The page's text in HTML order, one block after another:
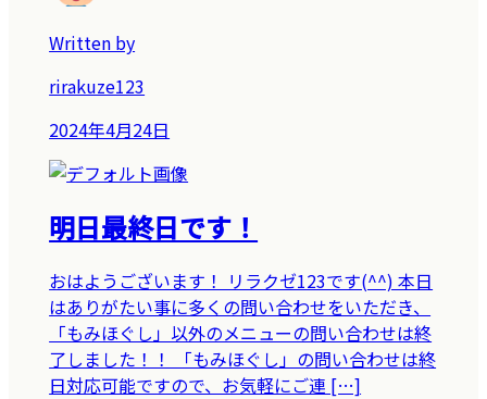
Written by
rirakuze123
2024年4月24日
明日最終日です！
おはようございます！ リラクゼ123です(^^) 本日
はありがたい事に多くの問い合わせをいただき、
「もみほぐし」以外のメニューの問い合わせは終
了しました！！ 「もみほぐし」の問い合わせは終
日対応可能ですので、お気軽にご連 […]